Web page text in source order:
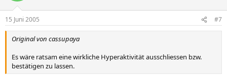
15 Juni 2005 #7
Original von cassupaya
Es wäre ratsam eine wirkliche Hyperaktivität ausschliessen bzw.
bestätigen zu lassen.